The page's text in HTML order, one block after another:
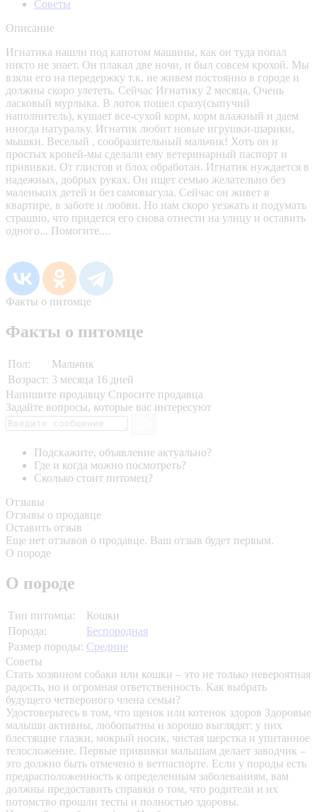
Советы
Описание
Игнатика нашли под капотом машины, как он туда попал
никто не знает. Он плакал две ночи, и был совсем крохой. Мы
взяли его на передержку т.к. не живем постоянно в городе и
должны скоро улететь. Сейчас Игнатику 2 месяца. Очень
ласковый мурлыка. В лоток пошел сразу(сыпучий
наполнитель), кушает все-сухой корм, корм влажный и даем
иногда натуралку. Игнатик любит новые игрушки-шарики,
мышки. Веселый , сообразительный мальчик! Хоть он и
простых кровей-мы сделали ему ветеринарный паспорт и
прививки. От глистов и блох обработан. Игнатик нуждается в
надежных, добрых руках. Он ищет семью желательно без
маленьких детей и без самовыгула. Сейчас он живет в
квартире, в заботе и любви. Но нам скоро уезжать и подумать
страшно, что придется его снова отнести на улицу и оставить
одного... Помогите....
Факты о питомце
Факты о питомце
Пол:
Мальчик
Возраст: 3 месяца 16 дней
Напишите продавцу Спросите продавца
Задайте вопросы, которые вас интересуют
Подскажите, объявление актуально?
Где и когда можно посмотреть?
Сколько стоит питомец?
Отзывы
Отзывы о продавце
Оставить отзыв
Еще нет отзывов о продавце. Ваш отзыв будет первым.
О породе
О породе
Тип питомца:
Кошки
Порода:
Беспородная
Размер породы: Средние
Советы
Стать хозяином собаки или кошки – это не только невероятная
радость, но и огромная ответственность. Как выбрать
будущего четвероного члена семьи?
Удостоверьтесь в том, что щенок или котенок здоров Здоровые
малыши активны, любопытны и хорошо выглядят: у них
блестящие глазки, мокрый носик, чистая шерстка и упитанное
телосложение. Первые прививки малышам делает заводчик –
это должно быть отмечено в ветпаспорте. Если у породы есть
предрасположенность к определенным заболеваниям, вам
должны предоставить справки о том, что родители и их
потомство прошли тесты и полностью здоровы.